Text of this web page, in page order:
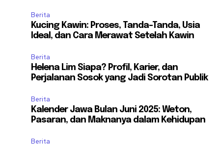
Berita
Kucing Kawin: Proses, Tanda-Tanda, Usia
Ideal, dan Cara Merawat Setelah Kawin
Berita
Helena Lim Siapa? Profil, Karier, dan
Perjalanan Sosok yang Jadi Sorotan Publik
Berita
Kalender Jawa Bulan Juni 2025: Weton,
Pasaran, dan Maknanya dalam Kehidupan
Berita